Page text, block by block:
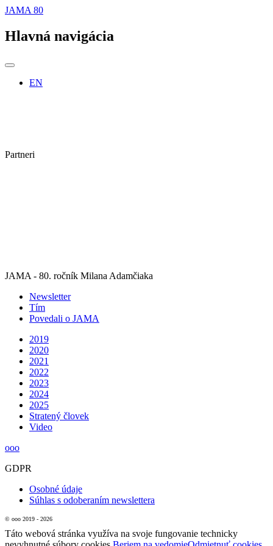
JAMA 80
Hlavná navigácia
EN
Partneri
JAMA - 80. ročník Milana Adamčiaka
Newsletter
Tím
Povedali o JAMA
2019
2020
2021
2022
2023
2024
2025
Stratený človek
Video
ooo
GDPR
Osobné údaje
Súhlas s odoberaním newslettera
© ooo 2019 - 2026
Táto webová stránka využíva na svoje fungovanie technicky